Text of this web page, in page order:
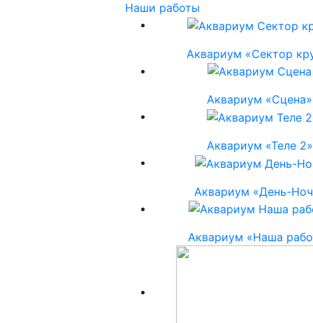
Наши работы
Аквариум «Сектор
Аквариум «Сцена»
Аквариум «Теле 2»
Аквариум «День-
Аквариум «Наша